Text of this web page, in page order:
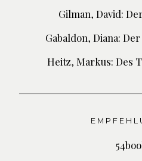
Gilman, David:
Gabaldon, Diana:
Heitz, Markus: Des